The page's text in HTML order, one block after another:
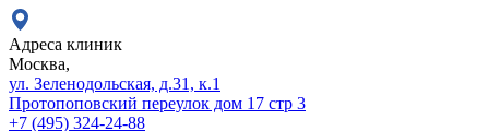
Адреса клиник
Москва,
ул. Зеленодольская, д.31, к.1
Протопоповский переулок дом 17 стр 3
+7 (495) 324-24-88